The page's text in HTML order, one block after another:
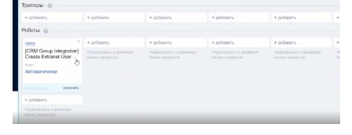
Смотреть проект